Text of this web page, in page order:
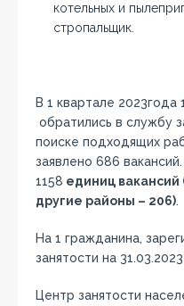
котельных и
стропальщик.
В 1 квартале
обратились в службу
поиске подходящих
заявлено 686
1158 единиц вакансий
другие районы – 206).
На 1 гражданина,
занятости на
Центр занятости